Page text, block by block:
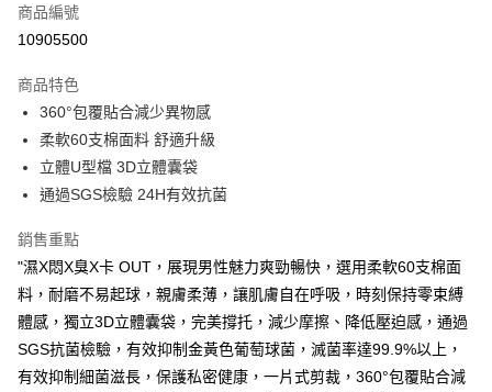
信用卡一次付款
LINE Pay
Apple Pay
街口支付
悠遊付
Google Pay
【關於「AFTEE先享後付」】
AFTEE先享後付是「在收到商品之後才付款」的支付方式。 讓您購物簡單
即享券
商品編號
10905500
商品特色
360°包覆貼合減少異物感
柔軟60支棉面料 舒適升級
立體U型檔 3D立體囊袋
通過SGS檢驗 24H有效抗菌
銷售重點
"濕X悶X臭X卡 OUT，展現男性魅力爽勁暢快，選用柔軟60支棉面
料，耐磨不易起球，親膚柔薄，讓肌膚自在呼吸，時刻保持零束縛
體感，獨立3D立體囊袋，完美撐托，減少摩擦、降低壓迫感，通過
SGS抗菌檢驗，有效抑制金黃色葡萄球菌，滅菌率達99.9%以上，
有效抑制細菌滋長，保護私密健康，一片式剪裁，360°包覆貼合減